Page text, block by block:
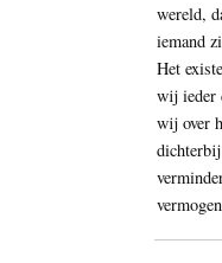
wereld,
iemand
Het
wij ieder
wij over